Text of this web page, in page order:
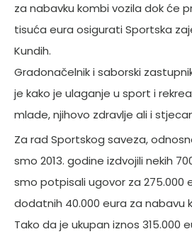
za nabavku kombi vozila dok će
tisuća eura osigurati Sportska
Kundih.
Gradonačelnik i saborski
je kako je ulaganje u sport i
mlade, njihovo zdravlje ali i
Za rad Sportskog saveza,
smo 2013. godine izdvojili nekih
smo potpisali ugovor za 275.000
dodatnih 40.000 eura za nabavu
Tako da je ukupan iznos 315.000